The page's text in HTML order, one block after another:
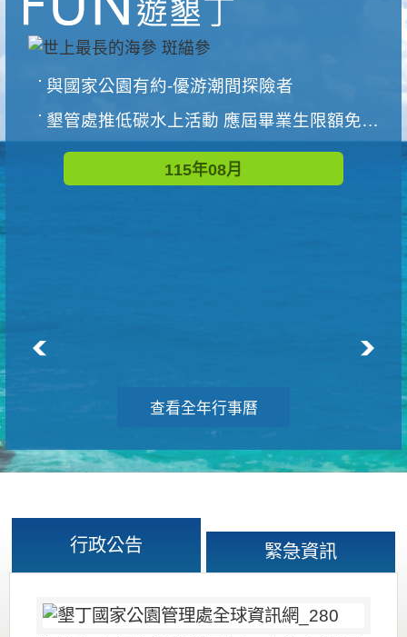
與國家公園有約-優游潮間探險者
墾管處推低碳水上活動 應屆畢業生限額免費參加
115年08月
查看全年行事曆
行政公告 緊急資訊